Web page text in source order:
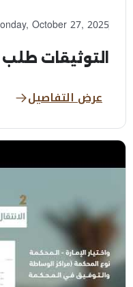
October 27, 2025
التوثيقات
عرض التفاصيل